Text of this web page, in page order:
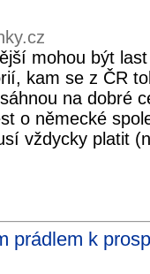
mohou být
kam se z ČR
na dobré
o německé
vždycky platit
prádlem k